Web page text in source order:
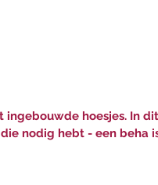
hoesjes. In
nodig hebt - een beha